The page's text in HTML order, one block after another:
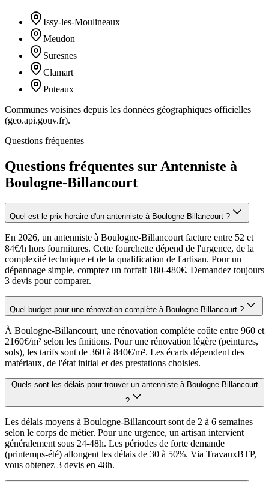
Issy-les-Moulineaux
Meudon
Suresnes
Clamart
Puteaux
Communes voisines depuis les données géographiques officielles
(geo.api.gouv.fr).
Questions fréquentes
Questions fréquentes sur Antenniste à
Boulogne-Billancourt
Quel est le prix horaire d'un antenniste à Boulogne-Billancourt ?
En 2026, un antenniste à Boulogne-Billancourt facture entre 52 et
84€/h hors fournitures. Cette fourchette dépend de l'urgence, de la
complexité technique et de la qualification de l'artisan. Pour un
dépannage simple, comptez un forfait 180-480€. Demandez toujours
3 devis pour comparer.
Quel budget pour une rénovation complète à Boulogne-Billancourt ?
À Boulogne-Billancourt, une rénovation complète coûte entre 960 et
2160€/m² selon les finitions. Pour une rénovation légère (peintures,
sols), les tarifs sont de 360 à 840€/m². Les écarts dépendent des
matériaux, de l'état initial et des prestations choisies.
Quels sont les délais pour trouver un antenniste à Boulogne-Billancourt
?
Les délais moyens à Boulogne-Billancourt sont de 2 à 6 semaines
selon le corps de métier. Pour une urgence, un artisan intervient
généralement sous 24-48h. Les périodes de forte demande
(printemps-été) allongent les délais de 30 à 50%. Via TravauxBTP,
vous obtenez 3 devis en 48h.